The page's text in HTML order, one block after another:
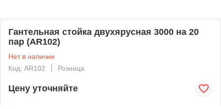
Гантельная стойка двухярусная 3000 на 20
пар (AR102)
Нет в наличии
Код: AR102
Розница
Цену уточняйте